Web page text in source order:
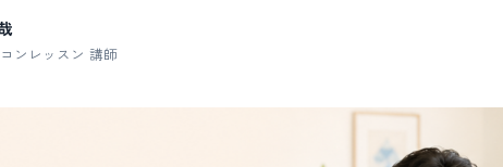
ンレッスン 講師